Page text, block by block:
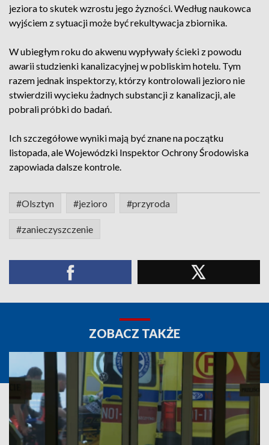
jeziora to skutek wzrostu jego żyzności. Według naukowca
wyjściem z sytuacji może być rekultywacja zbiornika.
W ubiegłym roku do akwenu wypływały ścieki z powodu
awarii studzienki kanalizacyjnej w pobliskim hotelu. Tym
razem jednak inspektorzy, którzy kontrolowali jezioro nie
stwierdzili wycieku żadnych substancji z kanalizacji, ale
pobrali próbki do badań.
Ich szczegółowe wyniki mają być znane na początku
listopada, ale Wojewódzki Inspektor Ochrony Środowiska
zapowiada dalsze kontrole.
#Olsztyn #jezioro #przyroda
#zanieczyszczenie
ZOBACZ TAKŻE